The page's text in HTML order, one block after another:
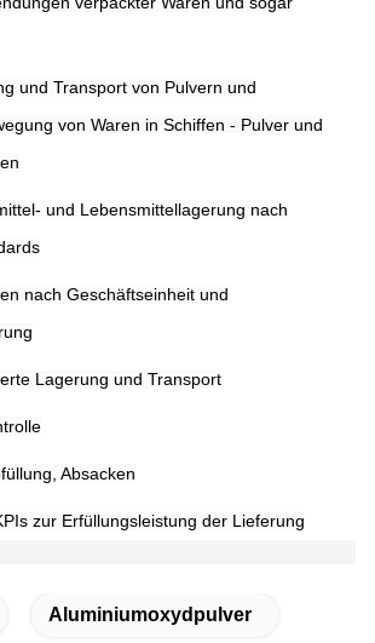
und Transport von Pulvern und
von Waren in Schiffen - Pulver und
und Lebensmittellagerung nach
nach Geschäftseinheit und
Lagerung und Transport
Absacken
zur Erfüllungsleistung der Lieferung
Aluminiumoxydpulver